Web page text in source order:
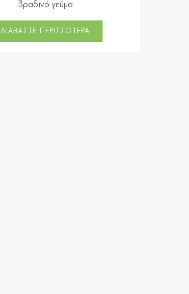
βραδινό γεύμα
ΔΙΑΒΑΣΤΕ ΠΕΡΙΣΣΟΤΕΡΑ